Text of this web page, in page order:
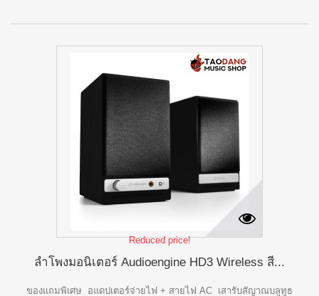
Reduced price!
ลำโพงมอนิเตอร์ Audioengine HD3 Wireless สี...
ของแถมพิเศษ อแดปเตอร์จ่ายไฟ + สายไฟ AC เสารับสัญาณบลูทูธ